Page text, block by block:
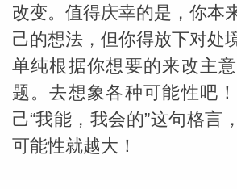
改变。值得庆幸的是，你本
己的想法，但你得放下对处
单纯根据你想要的来改主
题。去想象各种可能性吧
己“我能，我会的”这句格言
可能性就越大！